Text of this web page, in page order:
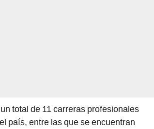
total de 11 carreras profesionales
país, entre las que se encuentran